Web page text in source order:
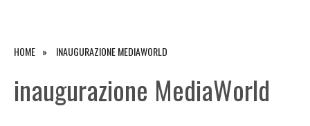
HOME INAUGURAZIONE MEDIAWORLD
inaugurazione MediaWorld